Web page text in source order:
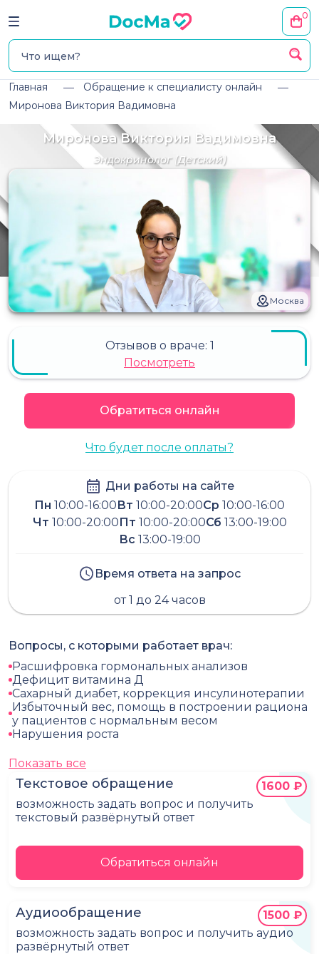
0
Главная
Обращение к специалисту онлайн
Миронова Виктория Вадимовна
Миронова Виктория Вадимовна
Эндокринолог(Детский)
Москва
Отзывов о враче: 1
Посмотреть
Обратиться онлайн
Что будет после оплаты?
Дни работы на сайте
Пн 10:00-16:00Вт 10:00-20:00Ср 10:00-16:00
Чт 10:00-20:00Пт 10:00-20:00Сб 13:00-19:00
Вс 13:00-19:00
Время ответа на запрос
от 1 до 24 часов
Текстовое обращение
возможность задать вопрос и получить
текстовый развёрнутый ответ
1600 ₽
Обратиться онлайн
Аудиообращение
возможность задать вопрос и получить аудио
развёрнутый ответ
1500 ₽
Вопросы, с которыми работает врач:
Расшифровка гормональных анализов
Дефицит витамина Д
Сахарный диабет, коррекция инсулинотерапии
Избыточный вес, помощь в построении рациона
у пациентов с нормальным весом
Нарушения роста
Показать все